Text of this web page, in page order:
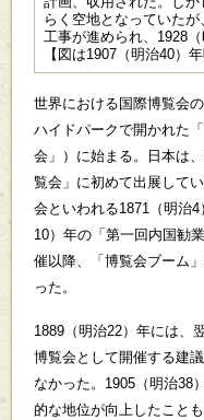
らく空地となっていた
工事が進められ、1928
【図は1907（明治40）年
世界における国際博覧会
ハイドパークで開かれた
会」）に始まる。日本は
覧会」に初めて出展して
会といわれる1871（明治
10）年の「第一回内国勧
催以降、「博覧会ブーム
った。
1889（明治22）年には、
博覧会として開催する建
なかった。1905（明治38
的な地位が向上したこと